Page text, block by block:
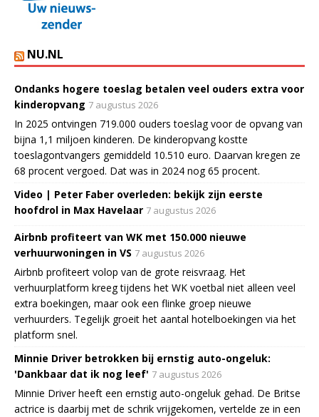
NU.NL
Ondanks hogere toeslag betalen veel ouders extra voor
kinderopvang 7 augustus 2026
In 2025 ontvingen 719.000 ouders toeslag voor de opvang van
bijna 1,1 miljoen kinderen. De kinderopvang kostte
toeslagontvangers gemiddeld 10.510 euro. Daarvan kregen ze
68 procent vergoed. Dat was in 2024 nog 65 procent.
Video | Peter Faber overleden: bekijk zijn eerste
hoofdrol in Max Havelaar 7 augustus 2026
Airbnb profiteert van WK met 150.000 nieuwe
verhuurwoningen in VS 7 augustus 2026
Airbnb profiteert volop van de grote reisvraag. Het
verhuurplatform kreeg tijdens het WK voetbal niet alleen veel
extra boekingen, maar ook een flinke groep nieuwe
verhuurders. Tegelijk groeit het aantal hotelboekingen via het
platform snel.
Minnie Driver betrokken bij ernstig auto-ongeluk:
'Dankbaar dat ik nog leef' 7 augustus 2026
Minnie Driver heeft een ernstig auto-ongeluk gehad. De Britse
actrice is daarbij met de schrik vrijgekomen, vertelde ze in een